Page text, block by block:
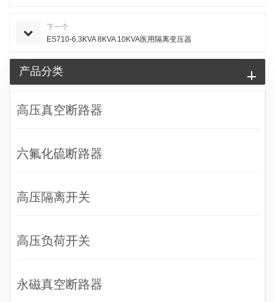
下一个
ES710-6.3KVA 8KVA 10KVA医用隔离变压器
产品分类
高压真空断路器
六氟化硫断路器
高压隔离开关
高压负荷开关
永磁真空断路器